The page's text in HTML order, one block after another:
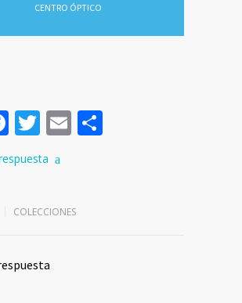
CENTRO ÓPTICO
Facebook
Twitter
Email
COLECCIONES